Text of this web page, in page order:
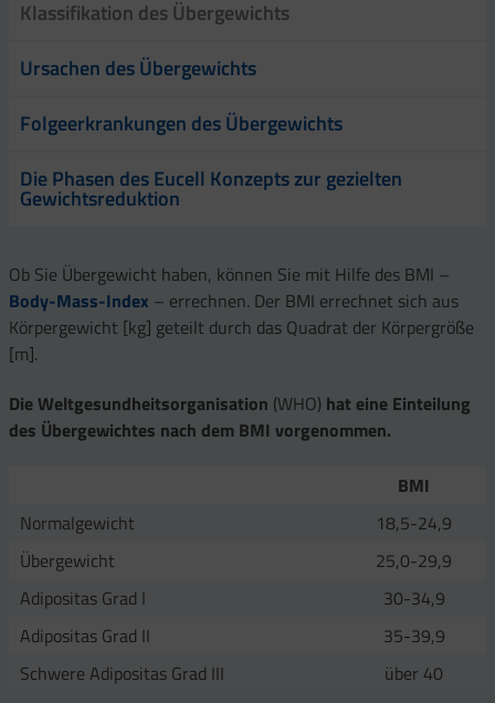
Klassifikation des Übergewichts
Ursachen des Übergewichts
Folgeerkrankungen des Übergewichts
Die Phasen des Eucell Konzepts zur gezielten
Gewichtsreduktion
Ob Sie Übergewicht haben, können Sie mit Hilfe des BMI –
Body-Mass-Index – errechnen. Der BMI errechnet sich aus
Körpergewicht [kg] geteilt durch das Quadrat der Körpergröße
[m].
Die Weltgesundheitsorganisation (WHO) hat eine Einteilung
des Übergewichtes nach dem BMI vorgenommen.
BMI
Normalgewicht
18,5-24,9
Übergewicht
25,0-29,9
Adipositas Grad I
30-34,9
Adipositas Grad II
35-39,9
Schwere Adipositas Grad III
über 40